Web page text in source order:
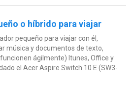
o híbrido para viajar
pequeño para viajar con él,
música y documentos de texto,
ágilmente) Itunes, Office y
el Acer Aspire Switch 10 E (SW3-